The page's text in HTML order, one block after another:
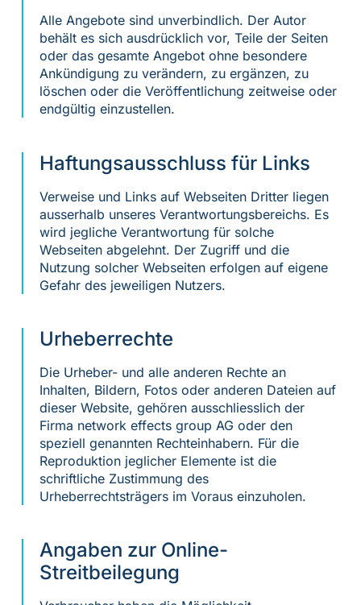
Alle Angebote sind unverbindlich. Der Autor
behält es sich ausdrücklich vor, Teile der Seiten
oder das gesamte Angebot ohne besondere
Ankündigung zu verändern, zu ergänzen, zu
löschen oder die Veröffentlichung zeitweise oder
endgültig einzustellen.
Haftungsausschluss für Links
Verweise und Links auf Webseiten Dritter liegen
ausserhalb unseres Verantwortungsbereichs. Es
wird jegliche Verantwortung für solche
Webseiten abgelehnt. Der Zugriff und die
Nutzung solcher Webseiten erfolgen auf eigene
Gefahr des jeweiligen Nutzers.
Urheberrechte
Die Urheber- und alle anderen Rechte an
Inhalten, Bildern, Fotos oder anderen Dateien auf
dieser Website, gehören ausschliesslich der
Firma network effects group AG oder den
speziell genannten Rechteinhabern. Für die
Reproduktion jeglicher Elemente ist die
schriftliche Zustimmung des
Urheberrechtsträgers im Voraus einzuholen.
Angaben zur Online-
Streitbeilegung